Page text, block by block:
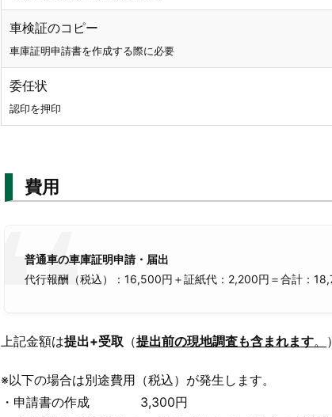
車検証のコピー
車庫証明申請書を作成する際に必要
委任状
認印を押印
費用
普通車の車庫証明申請・届出
代行報酬（税込）：16,500円＋証紙代：2,200円＝合計：
上記金額は提出+受取 （提出前の現地調査も含まれます。
※以下の場合は別途費用（税込）が発生します。
・申請書の作成 3,300円